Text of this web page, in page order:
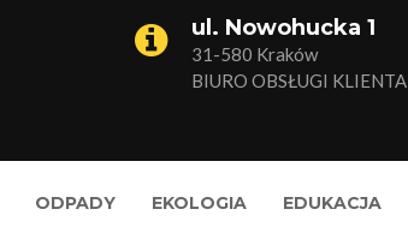
ul. Nowohucka 1
31-580 Kraków
BIURO OBSŁUGI KLIENTA
ODPADY EKOLOGIA EDUKACJA